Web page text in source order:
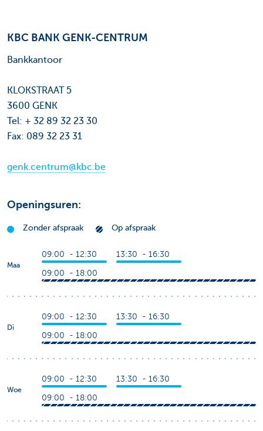
KBC BANK GENK-CENTRUM
Bankkantoor
KLOKSTRAAT 5
3600 GENK
Tel: + 32 89 32 23 30
Fax: 089 32 23 31
genk.centrum@kbc.be
Openingsuren:
Zonder afspraak Op afspraak
Maa
09:00 - 12:30 13:30 - 16:30
09:00 - 18:00
Di
09:00 - 12:30 13:30 - 16:30
09:00 - 18:00
Woe
09:00 - 12:30 13:30 - 16:30
09:00 - 18:00